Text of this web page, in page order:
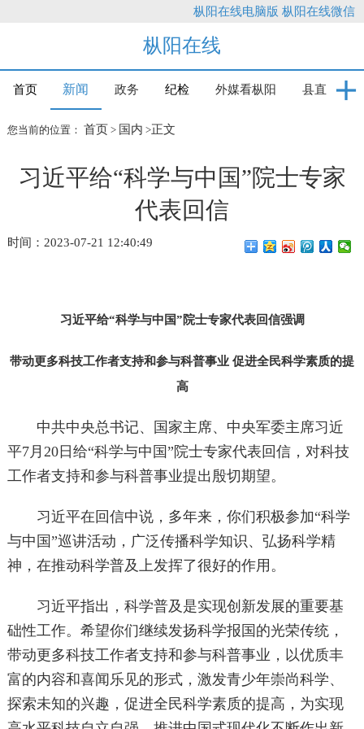
枞阳在线电脑版 枞阳在线微信
枞阳在线
首页 新闻 政务 纪检 外媒看枞阳 县直
您当前的位置： 首页 > 国内 >正文
习近平给“科学与中国”院士专家
代表回信
时间：2023-07-21 12:40:49
习近平给“科学与中国”院士专家代表回信强调
带动更多科技工作者支持和参与科普事业 促进全民科学素质的提
高
中共中央总书记、国家主席、中央军委主席习近
平7月20日给“科学与中国”院士专家代表回信，对科技
工作者支持和参与科普事业提出殷切期望。
习近平在回信中说，多年来，你们积极参加“科学
与中国”巡讲活动，广泛传播科学知识、弘扬科学精
神，在推动科学普及上发挥了很好的作用。
习近平指出，科学普及是实现创新发展的重要基
础性工作。希望你们继续发扬科学报国的光荣传统，
带动更多科技工作者支持和参与科普事业，以优质丰
富的内容和喜闻乐见的形式，激发青少年崇尚科学、
探索未知的兴趣，促进全民科学素质的提高，为实现